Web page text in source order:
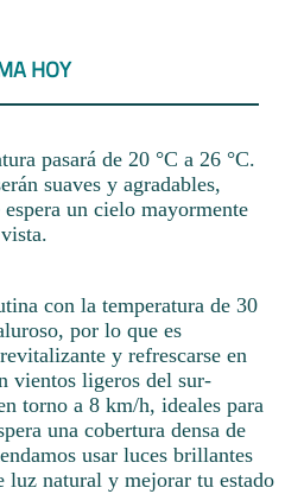
HOY
pasará de 20 °C a 26 °C.
suaves y agradables,
un cielo mayormente
con la temperatura de 30
por lo que es
y refrescarse en
vientos ligeros del sur-
torno a 8 km/h, ideales para
una cobertura densa de
usar luces brillantes
luz natural y mejorar tu estado